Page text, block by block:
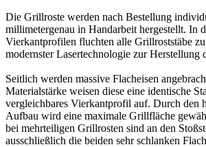
Die Grillroste werden nach Bestellung
millimetergenau in Handarbeit hergestellt. In
Vierkantprofilen fluchten alle Grillroststäbe
modernster Lasertechnologie zur Herstellung
Seitlich werden massive Flacheisen
Materialstärke weisen diese eine identische
vergleichbares Vierkantprofil auf. Durch den
Aufbau wird eine maximale Grillfläche
bei mehrteiligen Grillrosten sind an den
ausschließlich die beiden sehr schlanken